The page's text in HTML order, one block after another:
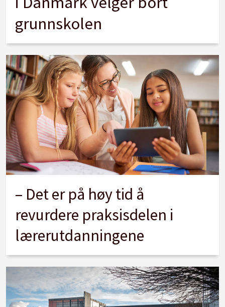
grunnskolen
– Det er på høy tid å
revurdere praksisdelen i
lærerutdanningene